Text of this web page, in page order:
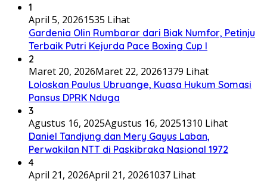
1
April 5, 20261535 Lihat
Gardenia Olin Rumbarar dari Biak Numfor, Petinju
Terbaik Putri Kejurda Pace Boxing Cup I
2
Maret 20, 2026Maret 22, 20261379 Lihat
Loloskan Paulus Ubruange, Kuasa Hukum Somasi
Pansus DPRK Nduga
3
Agustus 16, 2025Agustus 16, 20251310 Lihat
Daniel Tandjung dan Mery Gayus Laban,
Perwakilan NTT di Paskibraka Nasional 1972
4
April 21, 2026April 21, 20261037 Lihat